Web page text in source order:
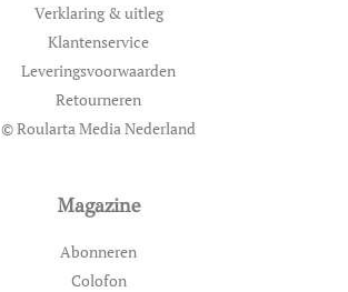
Verklaring & uitleg
Klantenservice
Leveringsvoorwaarden
Retourneren
© Roularta Media Nederland
Magazine
Abonneren
Colofon